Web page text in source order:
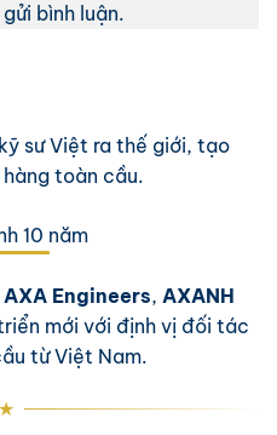
bình luận.
sư Việt ra thế giới, tạo
toàn cầu.
10 năm
AXA Engineers, AXANH
mới với định vị đối tác
từ Việt Nam.